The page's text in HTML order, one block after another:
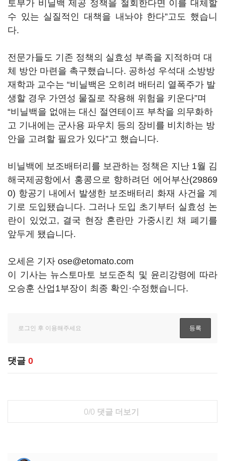
토부가 비닐백 제공 정책을 철회한다면 이를 대체할
수 있는 실질적인 대책을 내놔야 한다”고도 했습니
다.
전문가들도 기존 정책의 실효성 부족을 지적하며 대
체 방안 마련을 촉구했습니다. 공하성 우석대 소방방
재학과 교수는 “비닐백은 오히려 배터리 열폭주가 발
생할 경우 가연성 물질로 작용해 위험을 키운다”며
“비닐백을 없애는 대신 절연테이프 부착을 의무화하
고 기내에는 군사용 파우치 등의 장비를 비치하는 방
안을 고려할 필요가 있다”고 했습니다.
비닐백에 보조배터리를 보관하는 정책은 지난 1월 김
해국제공항에서 홍콩으로 향하려던 에어부산(29869
0) 항공기 내에서 발생한 보조배터리 화재 사건을 계
기로 도입됐습니다. 그러나 도입 초기부터 실효성 논
란이 있었고, 결국 현장 혼란만 가중시킨 채 폐기를
앞두게 됐습니다.
오세은 기자 ose@etomato.com
이 기사는 뉴스토마토 보도준칙 및 윤리강령에 따라
오승훈 산업1부장이 최종 확인·수정했습니다.
댓글 0
0/0 댓글 더보기